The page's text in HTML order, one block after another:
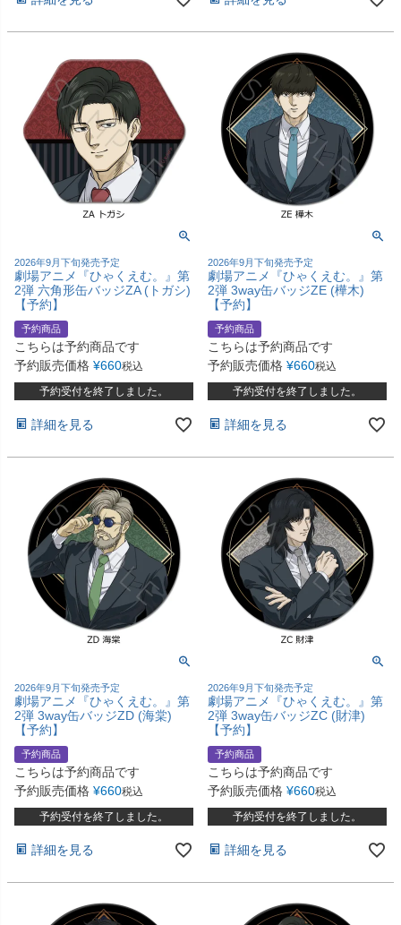
2026年9月下旬発売予定
劇場アニメ『ひゃくえむ。』第
2弾 六角形缶バッジZA (トガシ)
【予約】
予約商品
こちらは予約商品です
予約販売価格 ¥660税込
予約受付を終了しました。
詳細を見る
2026年9月下旬発売予定
劇場アニメ『ひゃくえむ。』第
2弾 3way缶バッジZE (樺木)
【予約】
予約商品
こちらは予約商品です
予約販売価格 ¥660税込
予約受付を終了しました。
詳細を見る
2026年9月下旬発売予定
劇場アニメ『ひゃくえむ。』第
2弾 3way缶バッジZD (海棠)
【予約】
予約商品
こちらは予約商品です
予約販売価格 ¥660税込
予約受付を終了しました。
詳細を見る
2026年9月下旬発売予定
劇場アニメ『ひゃくえむ。』第
2弾 3way缶バッジZC (財津)
【予約】
予約商品
こちらは予約商品です
予約販売価格 ¥660税込
予約受付を終了しました。
詳細を見る